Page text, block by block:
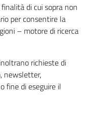
di cui sopra non
per consentire la
– motore di ricerca
richieste di
newsletter,
fine di eseguire il